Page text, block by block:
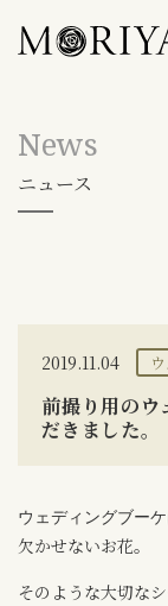
News
ニュース
2019.11.04
前撮り用のウ
だきました。
ウェディングブーケ
欠かせないお花。
そのような大切な